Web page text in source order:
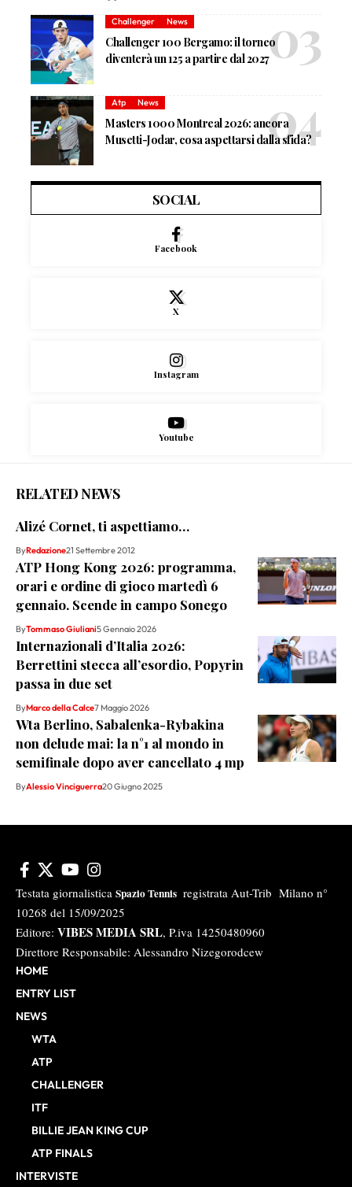
Challenger News
Challenger 100 Bergamo: il torneo
diventerà un 125 a partire dal 2027
Atp News
Masters 1000 Montreal 2026: ancora
Musetti-Jodar, cosa aspettarsi dalla sfida?
SOCIAL
Facebook
X
Instagram
Youtube
RELATED NEWS
Alizé Cornet, ti aspettiamo…
ByRedazione21 Settembre 2012
ATP Hong Kong 2026: programma,
orari e ordine di gioco martedì 6
gennaio. Scende in campo Sonego
ByTommaso Giuliani5 Gennaio 2026
Internazionali d’Italia 2026:
Berrettini stecca all’esordio, Popyrin
passa in due set
ByMarco della Calce7 Maggio 2026
Wta Berlino, Sabalenka-Rybakina
non delude mai: la n°1 al mondo in
semifinale dopo aver cancellato 4 mp
ByAlessio Vinciguerra20 Giugno 2025
Testata giornalistica Spazio Tennis registrata Aut-Trib Milano n°
10268 del 15/09/2025
Editore: VIBES MEDIA SRL, P.iva 14250480960
Direttore Responsabile: Alessandro Nizegorodcew
HOME
ENTRY LIST
NEWS
WTA
ATP
CHALLENGER
ITF
BILLIE JEAN KING CUP
ATP FINALS
INTERVISTE